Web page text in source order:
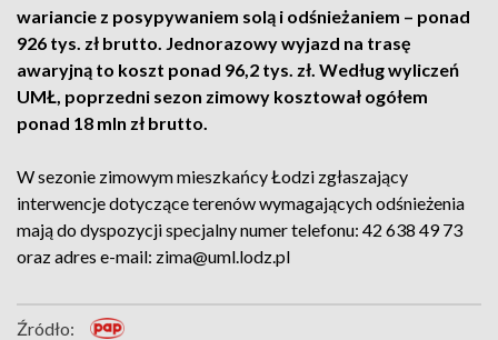
wariancie z posypywaniem solą i odśnieżaniem – ponad
926 tys. zł brutto. Jednorazowy wyjazd na trasę
awaryjną to koszt ponad 96,2 tys. zł. Według wyliczeń
UMŁ, poprzedni sezon zimowy kosztował ogółem
ponad 18 mln zł brutto.
W sezonie zimowym mieszkańcy Łodzi zgłaszający
interwencje dotyczące terenów wymagających odśnieżenia
mają do dyspozycji specjalny numer telefonu: 42 638 49 73
oraz adres e-mail: zima@uml.lodz.pl
Źródło: